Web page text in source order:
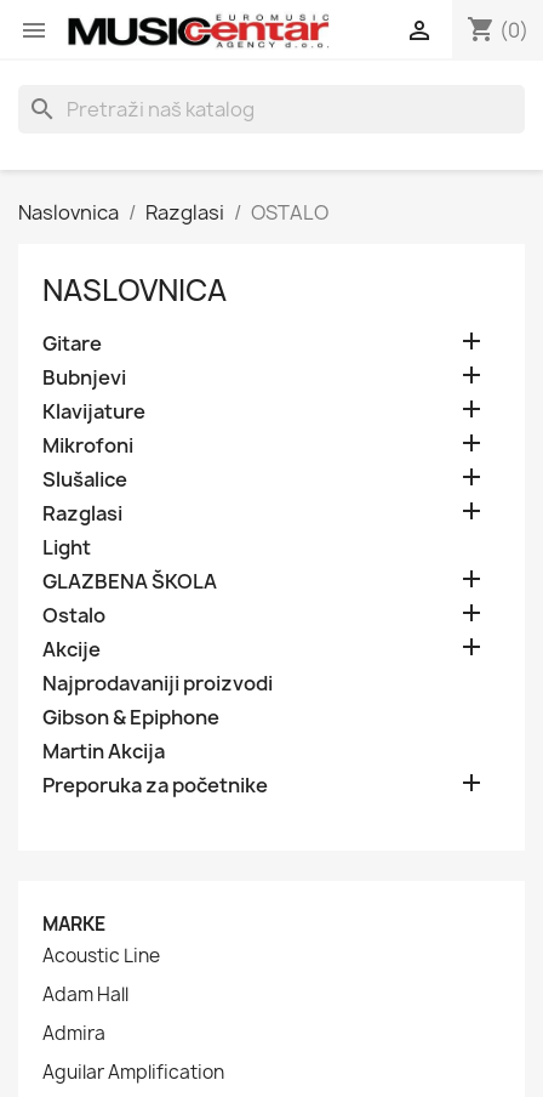
 shopping_cart (0)

search
Naslovnica Razglasi OSTALO
NASLOVNICA
Gitare 
Bubnjevi 
Klavijature 
Mikrofoni 
Slušalice 
Razglasi 
Light
GLAZBENA ŠKOLA

Ostalo 
Akcije 
Najprodavaniji proizvodi
Gibson & Epiphone
Martin Akcija
Preporuka za početnike

MARKE
Acoustic Line
Adam Hall
Admira
Aguilar Amplification